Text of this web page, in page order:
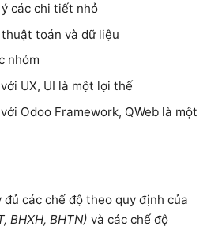
các chi tiết nhỏ
toán và dữ liệu
nhóm
UX, UI là một lợi thế
Odoo Framework, QWeb là một
các chế độ theo quy định của
BHXH, BHTN) và các chế độ